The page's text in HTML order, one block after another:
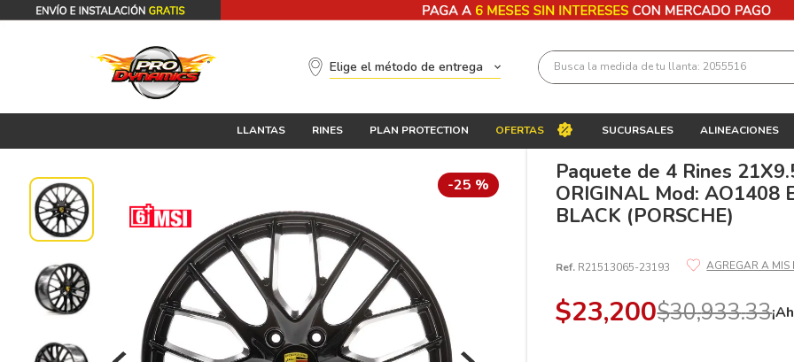
Elige el método de entrega Busca la medida de tu llanta: 2055516
LLANTAS RINES PLAN PROTECTION OFERTAS SUCURSALES ALINEACIONES
-25 %
Paquete de 4 Rines
ORIGINAL Mod: AO1408
BLACK (PORSCHE)
Ref. R21513065-23193
$23,200$30,933.33
Términos más buscados